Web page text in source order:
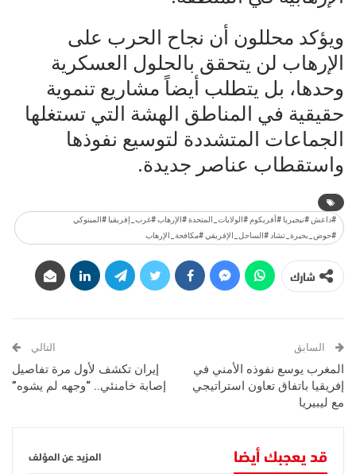
ويؤكد محللون أن نجاح الحرب على
الإرهاب لن يتحقق بالحلول العسكرية
وحدها، بل يتطلب أيضاً مشاريع تنموية
حقيقية في المناطق الهشة التي تستغلها
الجماعات المتشددة لتوسيع نفوذها
واستقطاب عناصر جديدة.
#داعش #نيجيريا #أفريكوم #الولايات_المتحدة #الإرهاب #غرب_إفريقيا #المينوكي
#حوض_بحيرة_تشاد #الساحل_الإفريقي #مكافحة_الإرهاب
شارك
السابق
المغرب يوسع نفوذه الأمني في
إفريقيا باتفاق تعاون استراتيجي
مع ليبيريا
التالي
إيران تكشف لأول مرة تفاصيل
إصابة خامنئي.. “وجهه لم يشوه”
قد يعجبك أيضا المزيد عن المؤلف